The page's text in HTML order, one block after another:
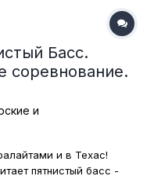
Басс.
соревнование.
и
и в Техас!
пятнистый басс -